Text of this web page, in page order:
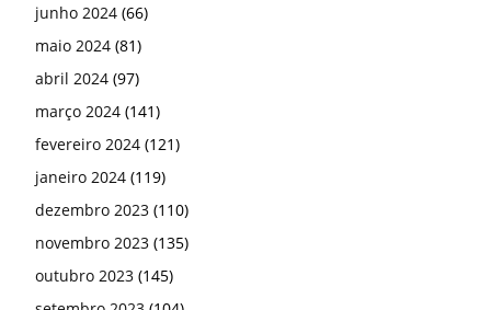
junho 2024 (66)
maio 2024 (81)
abril 2024 (97)
março 2024 (141)
fevereiro 2024 (121)
janeiro 2024 (119)
dezembro 2023 (110)
novembro 2023 (135)
outubro 2023 (145)